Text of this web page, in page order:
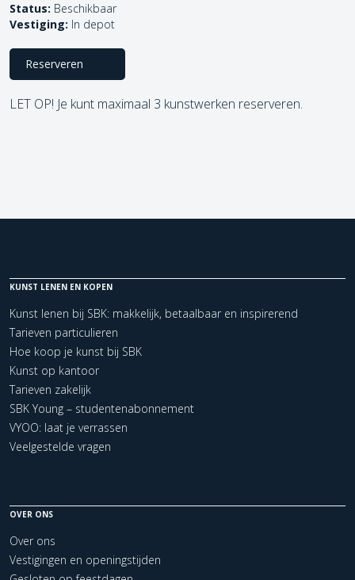
Status: Beschikbaar
Vestiging: In depot
Reserveren
LET OP! Je kunt maximaal 3 kunstwerken reserveren.
KUNST LENEN EN KOPEN
Kunst lenen bij SBK: makkelijk, betaalbaar en inspirerend
Tarieven particulieren
Hoe koop je kunst bij SBK
Kunst op kantoor
Tarieven zakelijk
SBK Young – studentenabonnement
VYOO: laat je verrassen
Veelgestelde vragen
OVER ONS
Over ons
Vestigingen en openingstijden